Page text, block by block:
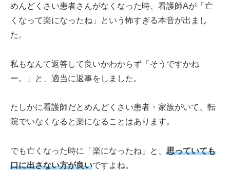
めんどくさい患者さんがなくなった時、看護師Aが「亡
くなって楽になったね」という怖すぎる本音が出まし
た。
私もなんて返答して良いかわからず「そうですかね
ー。」と、適当に返事をしました。
たしかに看護師だとめんどくさい患者・家族がいて、転
院でいなくなると楽になることはあります。
でも亡くなった時に「楽になったね」と、 思っていても
口に出さない方が良いですよね。